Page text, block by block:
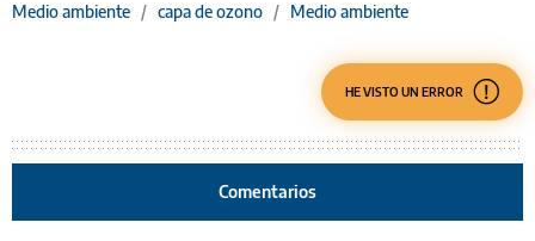
Medio ambiente / capa de ozono / Medio ambiente
HE VISTO UN ERROR
Comentarios